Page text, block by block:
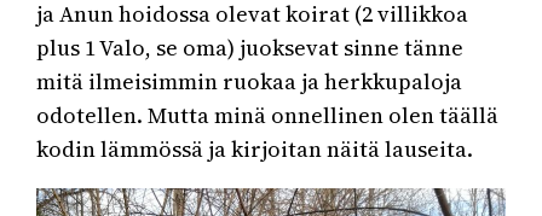
ja Anun hoidossa olevat koirat (2 villikkoa
plus 1 Valo, se oma) juoksevat sinne tänne
mitä ilmeisimmin ruokaa ja herkkupaloja
odotellen. Mutta minä onnellinen olen täällä
kodin lämmössä ja kirjoitan näitä lauseita.